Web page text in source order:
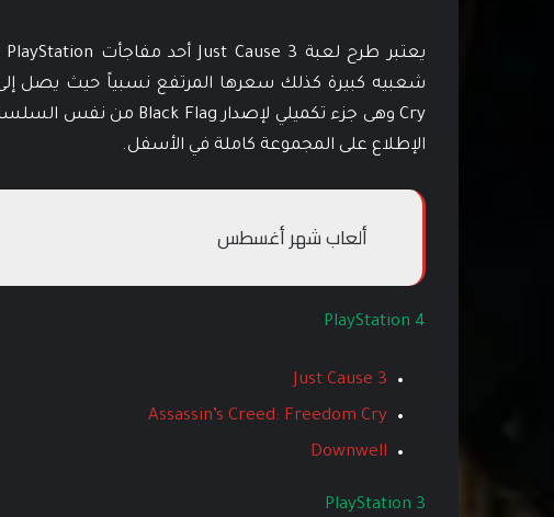
الإطلاع على المجموعة كاملة في الأسفل.
ألعاب شهر أغسطس
PlayStation 4
Just Cause 3
Assassin’s Creed: Freedom Cry
Downwell
PlayStation 3